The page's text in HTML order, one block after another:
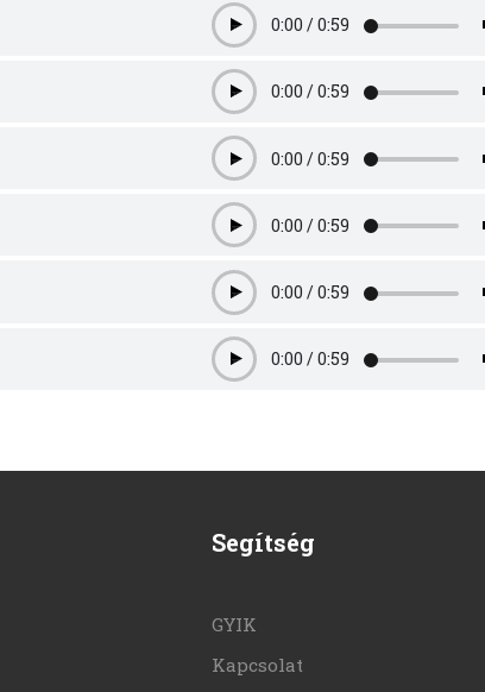
Play0:00 /0:59
Play0:00 /0:59
Play0:00 /0:59
Play0:00 /0:59
Play0:00 /0:59
Play0:00 /0:59
Segítség
GYIK
Kapcsolat